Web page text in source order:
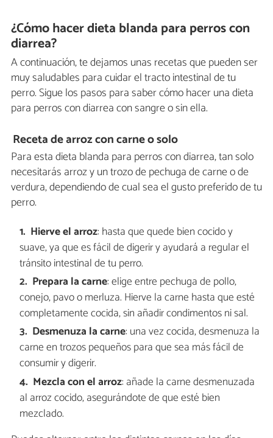
¿Cómo hacer dieta blanda para perros con
diarrea?
A continuación, te dejamos unas recetas que pueden ser
muy saludables para cuidar el tracto intestinal de tu
perro. Sigue los pasos para saber cómo hacer una dieta
para perros con diarrea con sangre o sin ella.
Receta de arroz con carne o solo
Para esta dieta blanda para perros con diarrea, tan solo
necesitarás arroz y un trozo de pechuga de carne o de
verdura, dependiendo de cual sea el gusto preferido de tu
perro.
Hierve el arroz: hasta que quede bien cocido y
suave, ya que es fácil de digerir y ayudará a regular el
tránsito intestinal de tu perro.
Prepara la carne: elige entre pechuga de pollo,
conejo, pavo o merluza. Hierve la carne hasta que esté
completamente cocida, sin añadir condimentos ni sal.
Desmenuza la carne: una vez cocida, desmenuza la
carne en trozos pequeños para que sea más fácil de
consumir y digerir.
Mezcla con el arroz: añade la carne desmenuzada
al arroz cocido, asegurándote de que esté bien
mezclado.